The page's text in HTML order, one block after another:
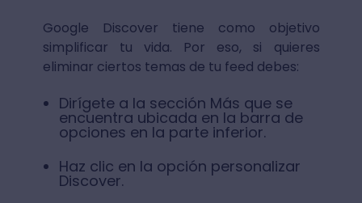
Google Discover tiene como objetivo
simplificar tu vida. Por eso, si quieres
eliminar ciertos temas de tu feed debes:
Dirígete a la sección Más que se
encuentra ubicada en la barra de
opciones en la parte inferior.
Haz clic en la opción personalizar
Discover.